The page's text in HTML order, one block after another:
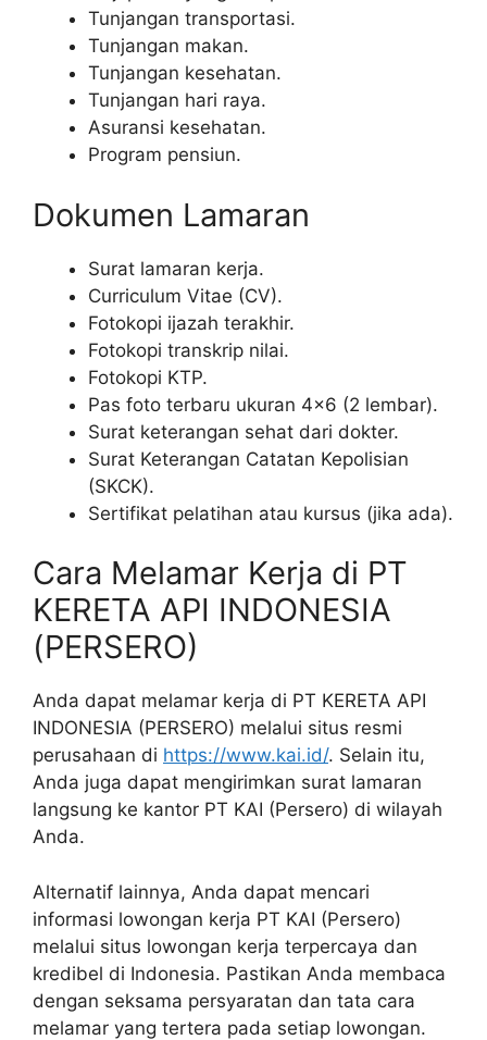
Tunjangan transportasi.
Tunjangan makan.
Tunjangan kesehatan.
Tunjangan hari raya.
Asuransi kesehatan.
Program pensiun.
Dokumen Lamaran
Surat lamaran kerja.
Curriculum Vitae (CV).
Fotokopi ijazah terakhir.
Fotokopi transkrip nilai.
Fotokopi KTP.
Pas foto terbaru ukuran 4×6 (2 lembar).
Surat keterangan sehat dari dokter.
Surat Keterangan Catatan Kepolisian
(SKCK).
Sertifikat pelatihan atau kursus (jika ada).
Cara Melamar Kerja di PT
KERETA API INDONESIA
(PERSERO)
Anda dapat melamar kerja di PT KERETA API
INDONESIA (PERSERO) melalui situs resmi
perusahaan di https://www.kai.id/. Selain itu,
Anda juga dapat mengirimkan surat lamaran
langsung ke kantor PT KAI (Persero) di wilayah
Anda.
Alternatif lainnya, Anda dapat mencari
informasi lowongan kerja PT KAI (Persero)
melalui situs lowongan kerja terpercaya dan
kredibel di Indonesia. Pastikan Anda membaca
dengan seksama persyaratan dan tata cara
melamar yang tertera pada setiap lowongan.